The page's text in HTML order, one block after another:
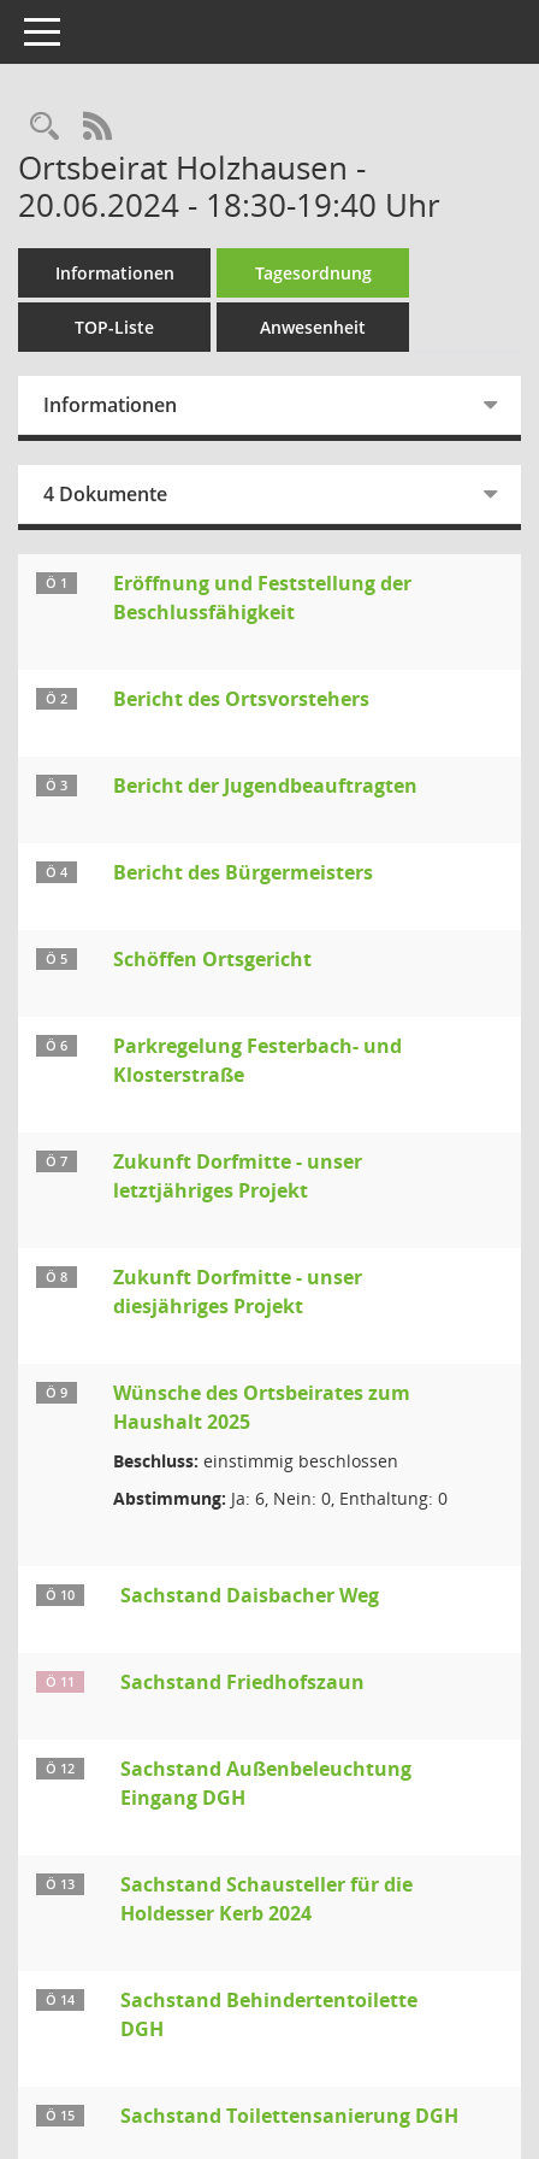
Toggle navigation
Rechercheauswahl
RSS-Feed
Ortsbeirat Holzhausen -
20.06.2024 - 18:30-19:40 Uhr
Informationen Tagesordnung
TOP-Liste Anwesenheit
Informationen
4 Dokumente
Ö 1
Eröffnung und Feststellung der
Beschlussfähigkeit
Ö 2 Bericht des Ortsvorstehers
Ö 3 Bericht der Jugendbeauftragten
Ö 4 Bericht des Bürgermeisters
Ö 5 Schöffen Ortsgericht
Ö 6
Parkregelung Festerbach- und
Klosterstraße
Ö 7
Zukunft Dorfmitte - unser
letztjähriges Projekt
Ö 8
Zukunft Dorfmitte - unser
diesjähriges Projekt
Ö 9
Wünsche des Ortsbeirates zum
Haushalt 2025
Beschluss: einstimmig beschlossen
Abstimmung: Ja: 6, Nein: 0, Enthaltung: 0
Ö 10 Sachstand Daisbacher Weg
Ö 11 Sachstand Friedhofszaun
Ö 12
Sachstand Außenbeleuchtung
Eingang DGH
Ö 13
Sachstand Schausteller für die
Holdesser Kerb 2024
Ö 14
Sachstand Behindertentoilette
DGH
Ö 15 Sachstand Toilettensanierung DGH